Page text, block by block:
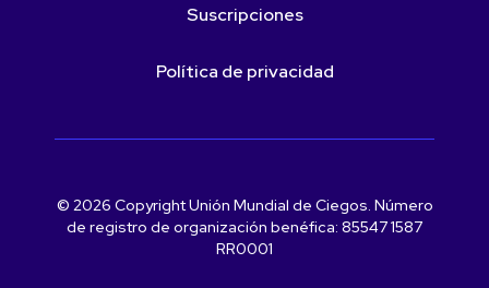
Suscripciones
Política de privacidad
© 2026 Copyright Unión Mundial de Ciegos. Número
de registro de organización benéfica: 85547 1587
RR0001